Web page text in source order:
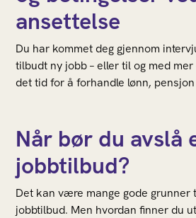
ansettelse
Du har kommet deg gjennom
tilbudt ny jobb – eller til og med
det tid for å forhandle lønn,
Når bør du avslå
jobbtilbud?
Det kan være mange gode grunner
jobbtilbud. Men hvordan finner du